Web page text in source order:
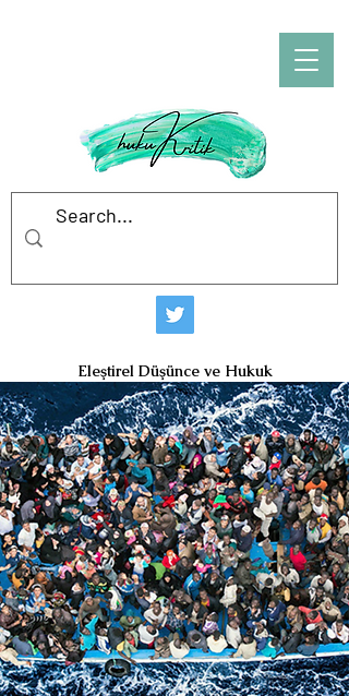
Eleştirel Düşünce ve Hukuk